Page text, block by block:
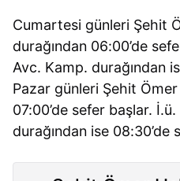
Cumartesi günleri Şehit
durağından 06:00’de
Avc. Kamp. durağından
Pazar günleri Şehit
07:00’de sefer başlar.
durağından ise 08:30’de